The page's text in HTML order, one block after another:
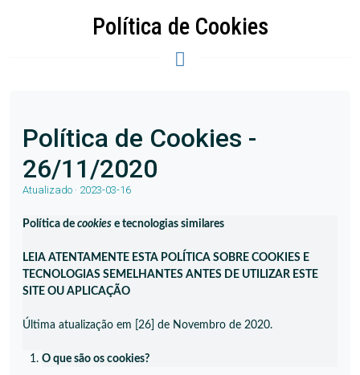
Política de Cookies
Política de Cookies -
26/11/2020
Atualizado · 2023-03-16
Política de cookies e tecnologias similares
LEIA ATENTAMENTE ESTA POLÍTICA SOBRE COOKIES E
TECNOLOGIAS SEMELHANTES ANTES DE UTILIZAR ESTE
SITE OU APLICAÇÃO
Última atualização em [26] de Novembro de 2020.
O que são os cookies?